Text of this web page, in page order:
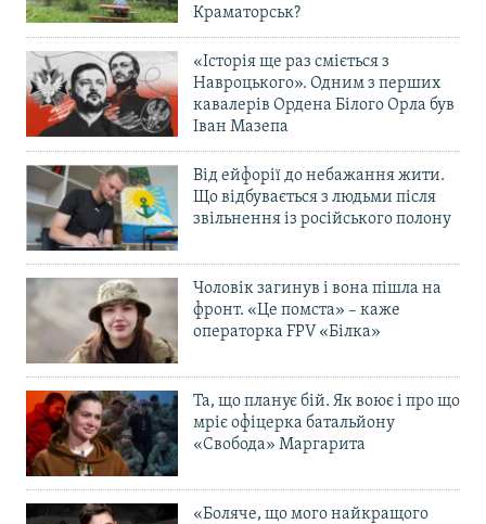
Краматорськ?
«Історія ще раз сміється з
Навроцького». Одним з перших
кавалерів Ордена Білого Орла був
Іван Мазепа
Від ейфорії до небажання жити.
Що відбувається з людьми після
звільнення із російського полону
Чоловік загинув і вона пішла на
фронт. «Це помста» – каже
операторка FPV «Білка»
Та, що планує бій. Як воює і про що
мріє офіцерка батальйону
«Свобода» Маргарита
«Боляче, що мого найкращого